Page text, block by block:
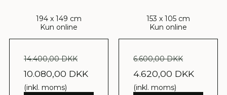
194 x 149 cm
Kun online
14.400,00 DKK
10.080,00 DKK
(inkl. moms)
153 x 105 cm
Kun online
6.600,00 DKK
4.620,00 DKK
(inkl. moms)